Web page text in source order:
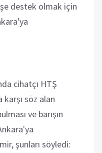
destek olmak için
cihatçı HTŞ
karşı söz alan
ve barışın
şunları söyledi: